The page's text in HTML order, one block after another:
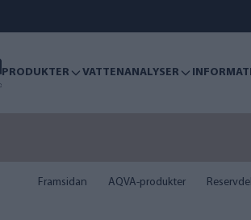
PRODUKTER VATTENANALYSER
Framsidan AQVA-produkter